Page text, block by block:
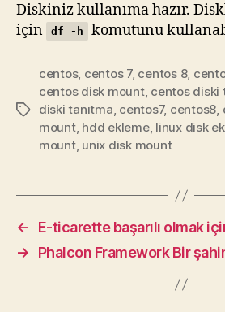
Diskiniz kullanıma hazır.
için
df -h komutunu
Etiketler
centos, centos 7, centos 8,
centos disk mount, centos diski
diski tanıtma, centos7, centos8,
mount, hdd ekleme, linux disk
mount, unix disk mount
←
E-ticarette başarılı olmak
→
Phalcon Framework Bir